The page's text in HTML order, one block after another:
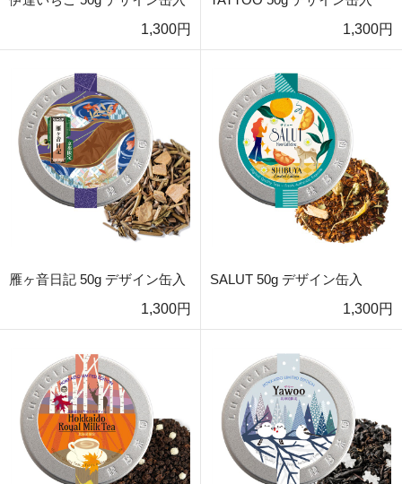
1,300円
1,300円
雁ヶ音日記 50g デザイン缶入
1,300円
SALUT 50g デザイン缶入
1,300円